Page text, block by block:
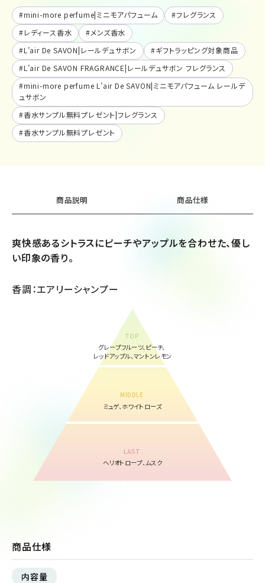
#mini-more perfume|ミニモアパフューム #フレグランス
#レディース香水 #メンズ香水
#L’air De SAVON|レールデュサボン #ギフトラッピング対象商品
#L’air De SAVON FRAGRANCE|レールデュサボン フレグランス
#mini-more perfume L’air De SAVON|ミニモアパフューム レールデ
ュサボン
#香水サンプル無料プレゼント|フレグランス
#香水サンプル無料プレゼント
商品説明 商品仕様
爽快感あるシトラスにピーチやアップルを合わせた、優し
い印象の香り。
香調：エアリーシャンプー
TOP
グレープフルーツ、ピーチ、
レッドアップル、マントンレモン
MIDDLE
ミュゲ、ホワイトローズ
LAST
ヘリオトロープ、ムスク
商品仕様
内容量